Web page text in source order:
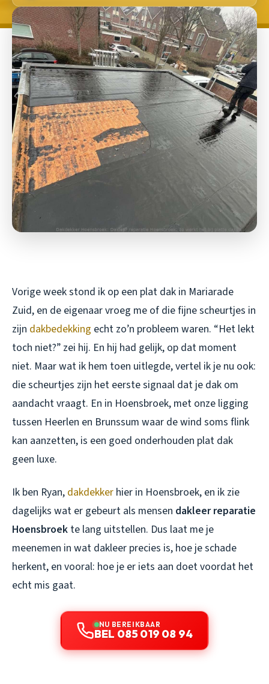
Vorige week stond ik op een plat dak in Mariarade
Zuid, en de eigenaar vroeg me of die fijne scheurtjes in
zijn dakbedekking echt zo’n probleem waren. “Het lekt
toch niet?” zei hij. En hij had gelijk, op dat moment
niet. Maar wat ik hem toen uitlegde, vertel ik je nu ook:
die scheurtjes zijn het eerste signaal dat je dak om
aandacht vraagt. En in Hoensbroek, met onze ligging
tussen Heerlen en Brunssum waar de wind soms flink
kan aanzetten, is een goed onderhouden plat dak
geen luxe.
Ik ben Ryan, dakdekker hier in Hoensbroek, en ik zie
dagelijks wat er gebeurt als mensen dakleer reparatie
Hoensbroek te lang uitstellen. Dus laat me je
meenemen in wat dakleer precies is, hoe je schade
herkent, en vooral: hoe je er iets aan doet voordat het
echt mis gaat.
NU BEREIKBAAR
BEL 085 019 08 94